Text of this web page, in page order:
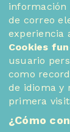
información
de correo
experiencia
Cookies
usuario
como
de idioma y
primera
¿Cómo